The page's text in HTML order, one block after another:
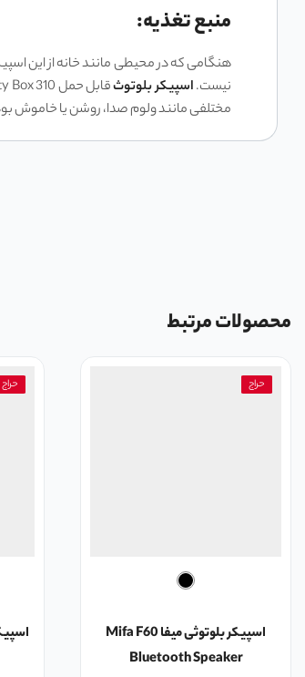
منبع تغذیه:
هنگامی که در محیطی مانند خانه از این
نیست.اسپیکر بلوتوث
مختلفی مانند ولوم صدا، روشن یا خاموش
محصولات مرتبط
حراج
اسپیکر بلوتوثی میفا Mifa F60
Bluetooth Speaker
حراج